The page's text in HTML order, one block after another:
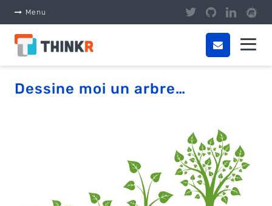
Menu
Dessine moi un arbre…
Panneau de gestion des cookies